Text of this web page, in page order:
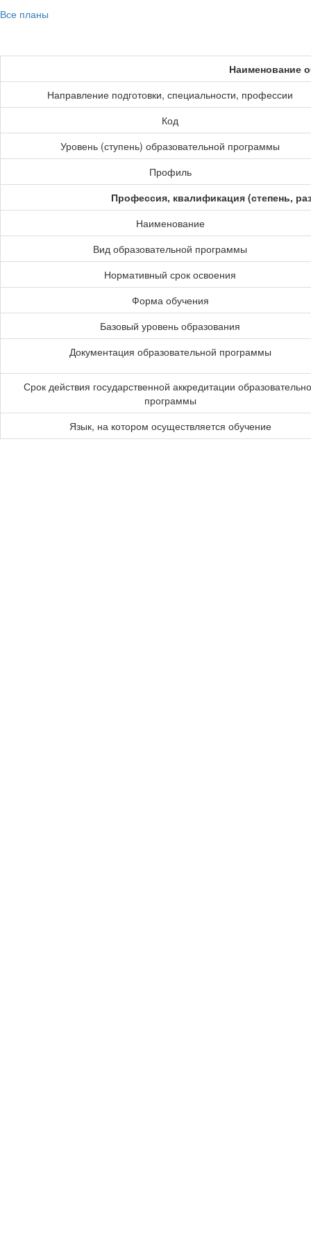
Все планы
Наименование
Направление подготовки, специальности, профессии
Код
Уровень (ступень) образовательной программы
Профиль
Профессия, квалификация (степень,
Наименование
Вид образовательной программы
Нормативный срок освоения
Форма обучения
Базовый уровень образования
Документация образовательной программы
Срок действия государственной аккредитации
программы
Язык, на котором осуществляется обучение